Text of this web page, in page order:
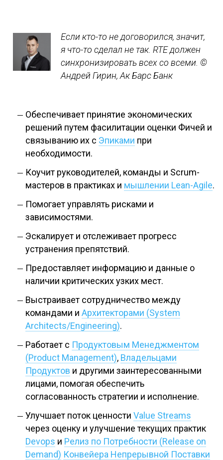
Если кто-то не договорился, значит,
я что-то сделал не так. RTE должен
синхронизировать всех со всеми. ©
Андрей Гирин, Ак Барс Банк
Обеспечивает принятие экономических
решений путем фасилитации оценки Фичей и
связыванию их с Эпиками при
необходимости.
Коучит руководителей, команды и Scrum-
мастеров в практиках и мышлении Lean-Agile.
Помогает управлять рисками и
зависимостями.
Эскалирует и отслеживает прогресс
устранения препятствий.
Предоставляет информацию и данные о
наличии критических узких мест.
Выстраивает сотрудничество между
командами и Архитекторами (System
Architects/Engineering).
Работает с Продуктовым Менеджментом
(Product Management), Владельцами
Продуктов и другими заинтересованными
лицами, помогая обеспечить
согласованность стратегии и исполнение.
Улучшает поток ценности Value Streams
через оценку и улучшение текущих практик
Devops и Релиз по Потребности (Release on
Demand) Конвейера Непрерывной Поставки